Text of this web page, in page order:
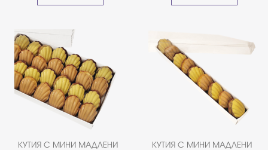
КУТИЯ С МИНИ МАДЛЕНИ
КУТИЯ С МИНИ МАДЛЕНИ